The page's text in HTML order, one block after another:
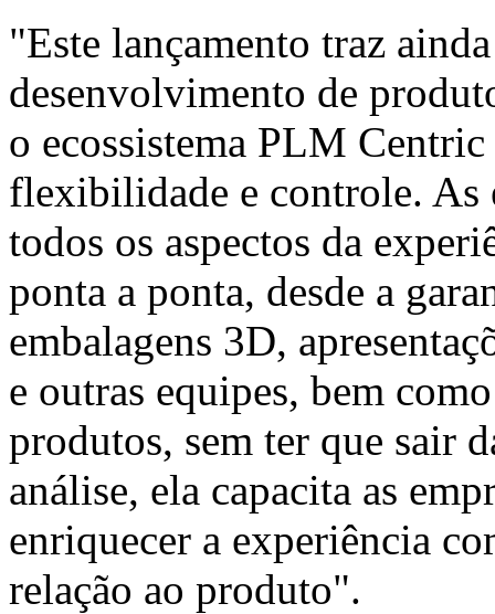
"Este lançamento traz
desenvolvimento de
o ecossistema PLM
flexibilidade e controle. As
todos os aspectos da
ponta a ponta, desde a
embalagens 3D,
e outras equipes, bem
produtos, sem ter que sair
análise, ela capacita as
enriquecer a experiência
relação ao produto".